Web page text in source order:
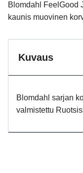
Blomdahl FeelGood
kaunis muovinen
Kuvaus
Blomdahl sarjan
valmistettu